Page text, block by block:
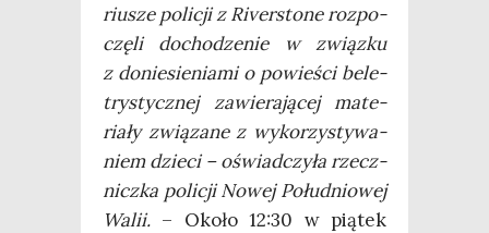
riu­sze poli­cji z River­sto­ne roz­po­
czę­li docho­dze­nie w związ­ku
z donie­sie­nia­mi o powie­ści bele­
try­stycz­nej zawie­ra­ją­cej mate­
ria­ły zwią­za­ne z wyko­rzy­sty­wa­
niem dzie­ci – oświad­czy­ła rzecz­
nicz­ka poli­cji Nowej Połu­dnio­wej
Walii. – Oko­ło 12:30 w pią­tek